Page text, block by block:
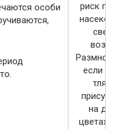
особи
риск
если в
тля
на
цветах.